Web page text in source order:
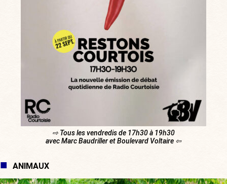
⇨ Tous les vendredis de 17h30 à 19h30
avec Marc Baudriller et Boulevard Voltaire ⇦
ANIMAUX